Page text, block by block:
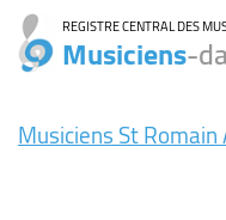
REGISTRE CENTRAL DES
Musiciens-
Musiciens St